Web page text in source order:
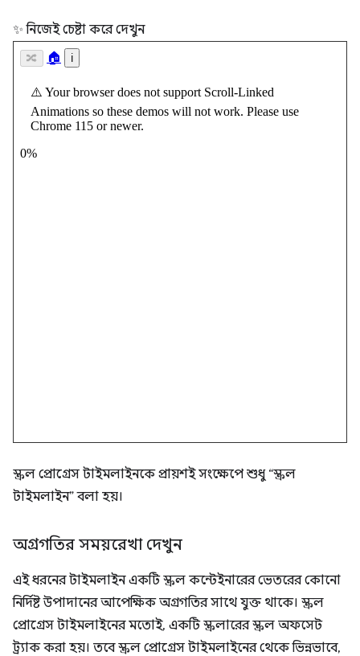
✨ নিজেই চেষ্টা করে দেখুন
স্ক্রল প্রোগ্রেস টাইমলাইনকে প্রায়শই সংক্ষেপে শুধু “স্ক্রল
টাইমলাইন” বলা হয়।
অগ্রগতির সময়রেখা দেখুন
এই ধরনের টাইমলাইন একটি স্ক্রল কন্টেইনারের ভেতরের কোনো
নির্দিষ্ট উপাদানের আপেক্ষিক অগ্রগতির সাথে যুক্ত থাকে। স্ক্রল
প্রোগ্রেস টাইমলাইনের মতোই, একটি স্ক্রলারের স্ক্রল অফসেট
ট্র্যাক করা হয়। তবে স্ক্রল প্রোগ্রেস টাইমলাইনের থেকে ভিন্নভাবে,